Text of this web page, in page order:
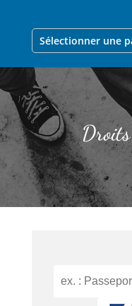
Sélectionner une
Droits